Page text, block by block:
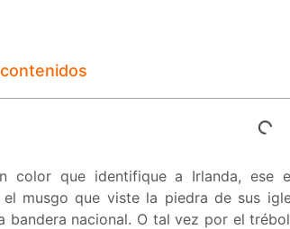
color que identifique a Irlanda, ese
el musgo que viste la piedra de sus
bandera nacional. O tal vez por el